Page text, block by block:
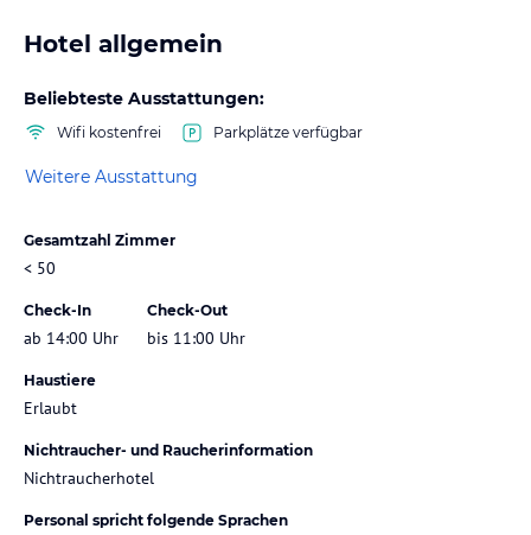
Hotel allgemein
Beliebteste Ausstattungen:
Wifi kostenfrei Parkplätze verfügbar
Weitere Ausstattung
Gesamtzahl Zimmer
< 50
Check-In
ab 14:00 Uhr
Check-Out
bis 11:00 Uhr
Haustiere
Erlaubt
Nichtraucher- und Raucherinformation
Nichtraucherhotel
Personal spricht folgende Sprachen